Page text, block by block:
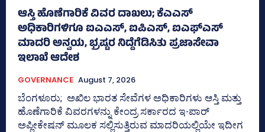
ಆಸ್ತಿ ಹೊಣೆಗಾರಿಕೆ ವಿವರ ದಾಖಲು; ಕೆಎಎಸ್
ಅಧಿಕಾರಿಗಳಿಗೂ ಐಎಎಸ್‌, ಐಪಿಎಸ್‌, ಐಎಫ್‌ಎಸ್‌
ಮಾದರಿ ಅನ್ವಯ, ಭ್ರಷ್ಟರ ನಿದ್ದೆಗೆಡಿಸಿತು ಪ್ರಜಾಸೇವಾ
ಇಲಾಖೆ ಆದೇಶ
GOVERNANCE August 7, 2026
ಬೆಂಗಳೂರು; ಅಖಿಲ ಭಾರತ ಸೇವೆಗಳ ಅಧಿಕಾರಿಗಳು ಆಸ್ತಿ ಮತ್ತು
ಹೊಣೆಗಾರಿಕೆ ವಿವರಗಳನ್ನು ಕೇಂದ್ರ ಸರ್ಕಾರದ ಇ-ಪಾರ್
ಅಪ್ಲೀಕೇಷನ್‌ ಮೂಲಕ ಸಲ್ಲಿಸುತ್ತಿರುವ ಮಾದರಿಯಲ್ಲಿಯೇ ಇದೀಗ